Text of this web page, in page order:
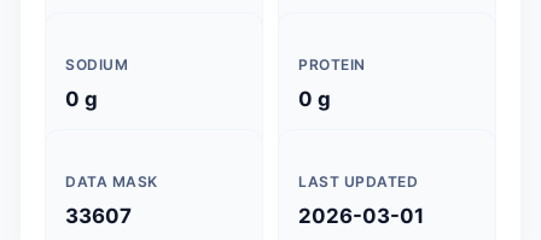
SODIUM
0 g
PROTEIN
0 g
DATA MASK
33607
LAST UPDATED
2026-03-01